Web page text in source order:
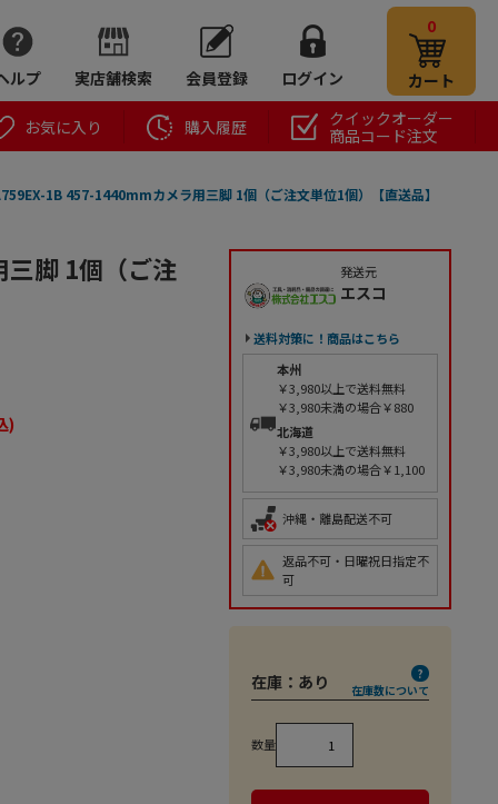
ルプ 実店舗検索 会員登録 ログイン
0
カート
お気に入り 購入履歴
クイックオーダー
商品コード注文
1B 457-1440mmカメラ用三脚 1個（ご注文単位1個）【直送品】
脚 1個（ご注
)
発送元
エスコ
送料対策に！商品はこちら
本州
￥3,980以上で送料無料
￥3,980未満の場合￥880
北海道
￥3,980以上で送料無料
￥3,980未満の場合￥1,100
沖縄・離島配送不可
返品不可・日曜祝日指定不
可
在庫： あり 在庫数について
数量